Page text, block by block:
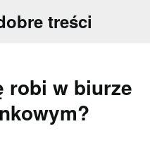
treści
robi w biurze